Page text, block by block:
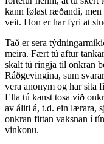
kann følast ræðandi,
veit. Hon er har fyri at
Tað er sera
meira. Fært tú aftur
skalt tú ringja til onkran
Ráðgevingina, sum
vera anonym og har sita
Ella tú kanst tosa við
av áliti á, t.d. ein lærara,
onkran fittan vaksnan í
vinkonu.